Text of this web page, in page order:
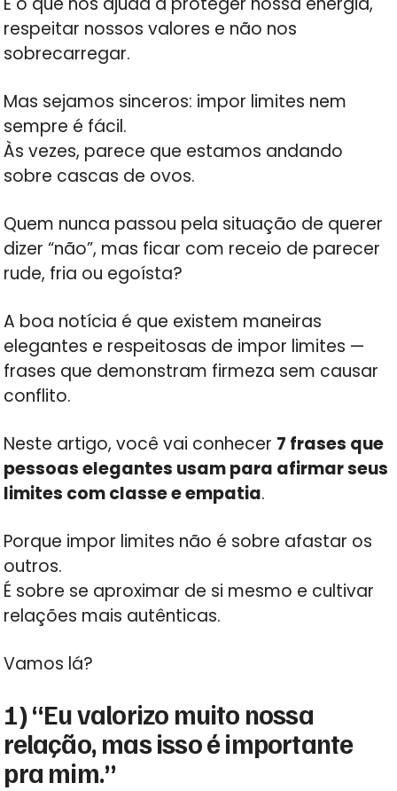
respeitar nossos valores e não nos
sobrecarregar.
Mas sejamos sinceros: impor limites nem
sempre é fácil.
Às vezes, parece que estamos andando
sobre cascas de ovos.
Quem nunca passou pela situação de querer
dizer “não”, mas ficar com receio de parecer
rude, fria ou egoísta?
A boa notícia é que existem maneiras
elegantes e respeitosas de impor limites —
frases que demonstram firmeza sem causar
conflito.
Neste artigo, você vai conhecer 7 frases que
pessoas elegantes usam para afirmar seus
limites com classe e empatia.
Porque impor limites não é sobre afastar os
outros.
É sobre se aproximar de si mesmo e cultivar
relações mais autênticas.
Vamos lá?
1) “Eu valorizo muito nossa
relação, mas isso é importante
pra mim.”